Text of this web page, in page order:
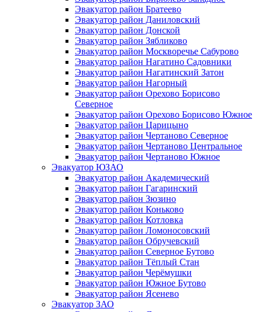
Эвакуатор район Братеево
Эвакуатор район Даниловский
Эвакуатор район Донской
Эвакуатор район Зябликово
Эвакуатор район Москворечье Сабурово
Эвакуатор район Нагатино Cадовники
Эвакуатор район Нагатинский Затон
Эвакуатор район Нагорный
Эвакуатор район Орехово Борисово
Северное
Эвакуатор район Орехово Борисово Южное
Эвакуатор район Царицыно
Эвакуатор район Чертаново Северное
Эвакуатор район Чертаново Центральное
Эвакуатор район Чертаново Южное
Эвакуатор ЮЗАО
Эвакуатор район Академический
Эвакуатор район Гагаринский
Эвакуатор район Зюзино
Эвакуатор район Коньково
Эвакуатор район Котловка
Эвакуатор район Ломоносовский
Эвакуатор район Обручевский
Эвакуатор район Северное Бутово
Эвакуатор район Тёплый Стан
Эвакуатор район Черёмушки
Эвакуатор район Южное Бутово
Эвакуатор район Ясенево
Эвакуатор ЗАО